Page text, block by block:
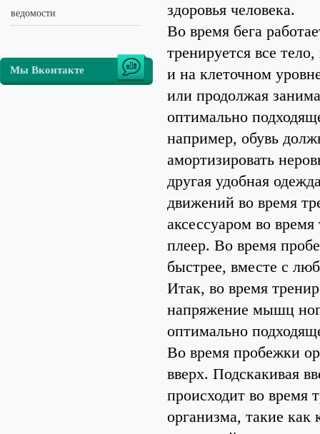
ведомости
Мы Вконтакте
здоровья человека.
Во время бега
тренируется все
и на клеточном
или продолжая
оптимально
например, обувь
амортизировать
другая удобная
движений во время
аксессуаром во
плеер. Во время
быстрее, вместе с
Итак, во время
напряжение мышц
оптимально
Во время пробежки
вверх. Подскакивая
происходит во время
организма, такие